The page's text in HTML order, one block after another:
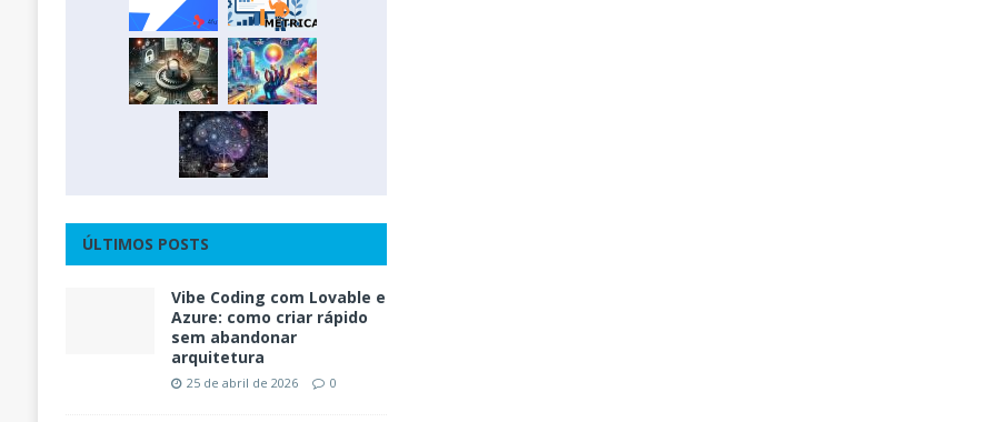
ÚLTIMOS POSTS
Vibe Coding com Lovable e
Azure: como criar rápido
sem abandonar
arquitetura
25 de abril de 2026 0